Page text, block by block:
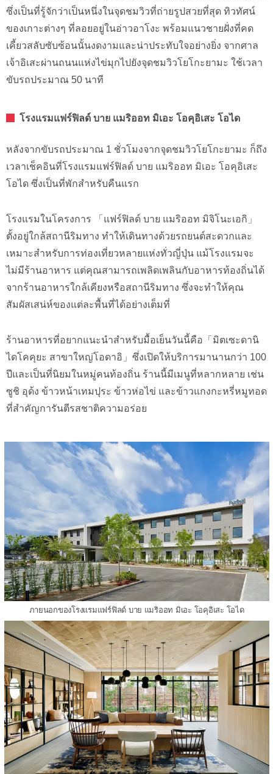
ซึ่งเป็นที่รู้จักว่าเป็นหนึ่งในจุดชมวิวที่ถ่ายรูปสวยที่สุด ทิวทัศน์
ของเกาะต่างๆ ที่ลอยอยู่ในอ่าวอาโงะ พร้อมแนวชายฝั่งที่คด
เคี้ยวสลับซับซ้อนนั้นงดงามและน่าประทับใจอย่างยิ่ง จากศาล
เจ้าอิเสะผ่านถนนแห่งไข่มุกไปยังจุดชมวิวโยโกะยามะ ใช้เวลา
ขับรถประมาณ 50 นาที
โรงแรมแฟร์ฟิลด์ บาย แมริออท มิเอะ โอคุอิเสะ โอได
หลังจากขับรถประมาณ 1 ชั่วโมงจากจุดชมวิวโยโกะยามะ ก็ถึง
เวลาเช็คอินที่โรงแรมแฟร์ฟิลด์ บาย แมริออท มิเอะ โอคุอิเสะ
โอได ซึ่งเป็นที่พักสำหรับคืนแรก
โรงแรมในโครงการ 「แฟร์ฟิลด์ บาย แมริออท มิจิโนะเอกิ」
ตั้งอยู่ใกล้สถานีริมทาง ทำให้เดินทางด้วยรถยนต์สะดวกและ
เหมาะสำหรับการท่องเที่ยวหลายแห่งทั่วญี่ปุ่น แม้โรงแรมจะ
ไม่มีร้านอาหาร แต่คุณสามารถเพลิดเพลินกับอาหารท้องถิ่นได้
จากร้านอาหารใกล้เคียงหรือสถานีริมทาง ซึ่งจะทำให้คุณ
สัมผัสเสน่ห์ของแต่ละพื้นที่ได้อย่างเต็มที่
ร้านอาหารที่อยากแนะนำสำหรับมื้อเย็นวันนี้คือ「มิตเซะดานิ
ไดโคคุยะ สาขาใหญ่โอดาอิ」ซึ่งเปิดให้บริการมานานกว่า 100
ปีและเป็นที่นิยมในหมู่คนท้องถิ่น ร้านนี้มีเมนูที่หลากหลาย เช่น
ซูชิ อุด้ง ข้าวหน้าเทมปุระ ข้าวห่อไข่ และข้าวแกงกะหรี่หมูทอด
ที่สำคัญการันตีรสชาติความอร่อย
ภายนอกของโรงแรมแฟร์ฟิลด์ บาย แมริออท มิเอะ โอคุอิเสะ โอได